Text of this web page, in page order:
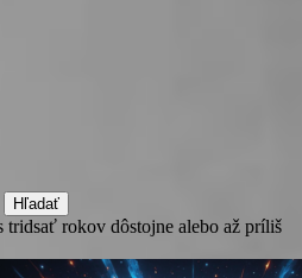
Hľadať
tridsať rokov dôstojne alebo až príliš